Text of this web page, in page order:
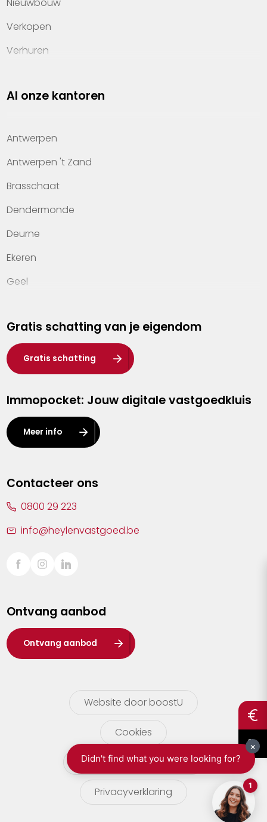
Verkopen
Verhuren
Property management
Kennis van wonen
Kantoren
Veelgestelde vragen
Werken bij Heylen Vastgoed
Contact
Al onze kantoren
Antwerpen
Antwerpen 't Zand
Brasschaat
Dendermonde
Deurne
Ekeren
Geel
Hasselt
Heist-op-den-Berg
Herentals
Kalmthout
Leuven
Lier
Sint-Truiden
Waasland
Wuustwezel
Zoersel
Gratis schatting van je eigendom
Gratis schatting
Immopocket: Jouw digitale vastgoedkluis
Meer info
Contacteer ons
0800 29 223
info@heylenvastgoed.be
Ontvang aanbod
Ontvang aanbod
Website door boostU
Cookies
gebruikersvoorwaarden
Privacyverklaring